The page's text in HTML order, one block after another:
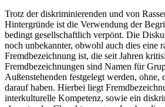
Trotz der diskriminierenden und von
Hintergründe ist die Verwendung der
bedingt gesellschaftlich verpönt. Die
noch unbekannter, obwohl auch dies eine
Fremdbezeichnung ist, die seit Jahren
Fremdbezeichnungen sind Namen für
Außenstehenden festgelegt werden, ohne,
darauf haben. Hierbei liegt
interkulturelle Kompetenz, sowie ein